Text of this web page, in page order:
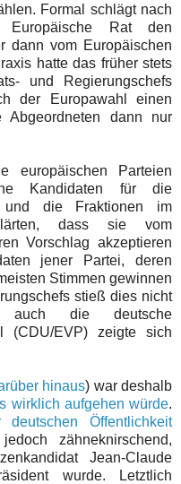
Formal schlägt nach
Rat den
dann vom Europäischen
hatte das früher stets
und Regierungschefs
der Europawahl einen
Abgeordneten dann nur
europäischen Parteien
Kandidaten für die
und die Fraktionen im
dass sie vom
Vorschlag akzeptieren
jener Partei, deren
Stimmen gewinnen
stieß dies nicht
auch die deutsche
(CDU/EVP) zeigte sich
hinaus) war deshalb
wirklich aufgehen würde.
Öffentlichkeit
zähneknirschend,
Jean-Claude
wurde. Letztlich